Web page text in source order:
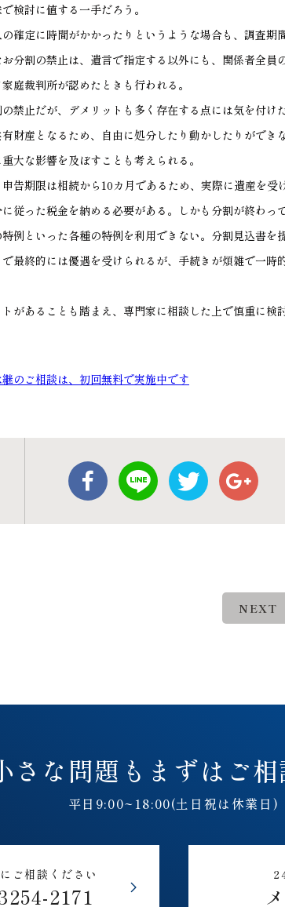
検討に値する一手だろう。
確定に時間がかかったりというような場合も、調査期
分割の禁止は、遺言で指定する以外にも、関係者全員
庭裁判所が認めたときも行われる。
禁止だが、デメリットも多く存在する点には気を付け
財産となるため、自由に処分したり動かしたりができ
大な影響を及ぼすことも考えられる。
告期限は相続から10カ月であるため、実際に遺産を受
従った税金を納める必要がある。しかも分割が終わっ
例といった各種の特例を利用できない。分割見込書を
最終的には優遇を受けられるが、手続きが煩雑で一時
があることも踏まえ、専門家に相談した上で慎重に検
のご相談は、初回無料で実施中です
NEXT
さな問題も まずはご相
平日9:00~18:00(土日祝は休業日)
ご相談ください
2171